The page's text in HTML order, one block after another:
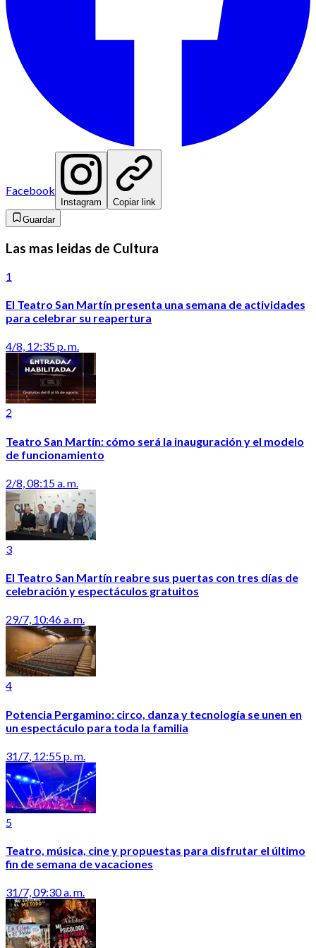
Facebook
Instagram
Copiar link
Guardar
Las mas leidas de Cultura
1
El Teatro San Martín presenta una semana de actividades
para celebrar su reapertura
4/8, 12:35 p. m.
2
Teatro San Martín: cómo será la inauguración y el modelo
de funcionamiento
2/8, 08:15 a. m.
3
El Teatro San Martín reabre sus puertas con tres días de
celebración y espectáculos gratuitos
29/7, 10:46 a. m.
4
Potencia Pergamino: circo, danza y tecnología se unen en
un espectáculo para toda la familia
31/7, 12:55 p. m.
5
Teatro, música, cine y propuestas para disfrutar el último
fin de semana de vacaciones
31/7, 09:30 a. m.